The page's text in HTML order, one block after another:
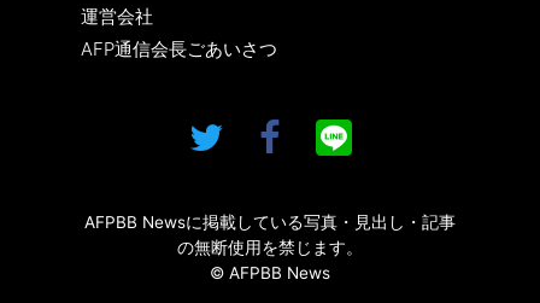
運営会社
AFP通信会長ごあいさつ
AFPBB Newsに掲載している写真・見出し・記事
の無断使用を禁じます。
© AFPBB News